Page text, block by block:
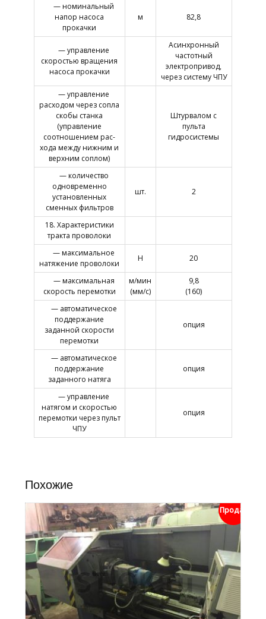
— номинальный
напор насоса
прокачки
м 82,8
— управление
скоростью вращения
насоса прокачки
Асинхронный
частотный
электропривод,
через систему ЧПУ
— управление
расходом через сопла
скобы станка
(управление
соотношением рас-
хода между нижним и
верхним соплом)
Штурвалом с
пульта
гидросистемы
— количество
одновременно
установленных
сменных фильтров
шт. 2
18. Характеристики
тракта проволоки
— максимальное
натяжение проволоки
Н 20
— максимальная
скорость перемотки
м/мин
(мм/с)
9,8
(160)
— автоматическое
поддержание
заданной скорости
перемотки
опция
— автоматическое
поддержание
заданного натяга
опция
— управление
натягом и скоростью
перемотки через пульт
ЧПУ
опция
Похожие
Продан